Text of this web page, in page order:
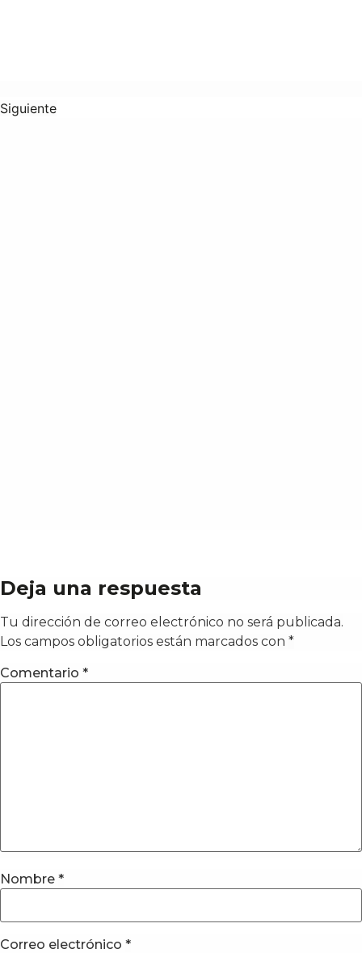
Siguiente
Deja una respuesta
Tu dirección de correo electrónico no será publicada.
Los campos obligatorios están marcados con *
Comentario *
Nombre *
Correo electrónico *